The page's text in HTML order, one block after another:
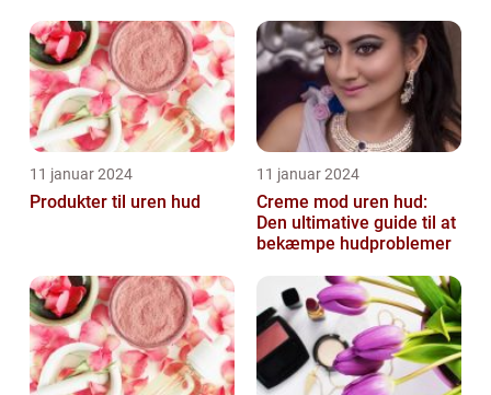
11 januar 2024
Produkter til uren hud
11 januar 2024
Creme mod uren hud:
Den ultimative guide til at
bekæmpe hudproblemer